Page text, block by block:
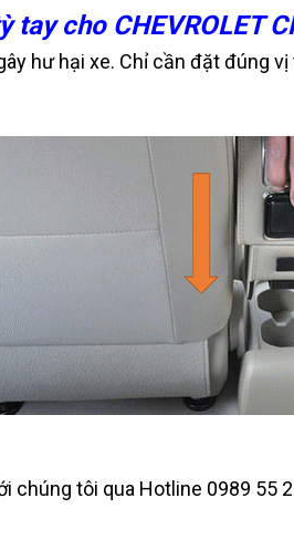
tay cho CHEVROLET
hư hại xe. Chỉ cần đặt đúng
chúng tôi qua Hotline 0989 55